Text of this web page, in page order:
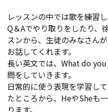
レッスンの中では歌を練習
Q＆Aでやり取りをしたり、
スンから、生徒のみなさん
お話してくれます。
長い英文では、What do
問をしていきます。
日常的に使う表現を学習し
たところから、HeやSheも